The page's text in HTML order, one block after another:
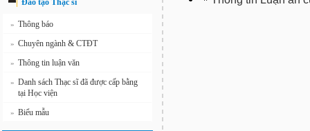
Đào tạo Thạc sĩ
» Thông báo
» Chuyên ngành & CTĐT
» Thông tin luận văn
» Danh sách Thạc sĩ đã được cấp bằng
tại Học viện
» Biểu mẫu